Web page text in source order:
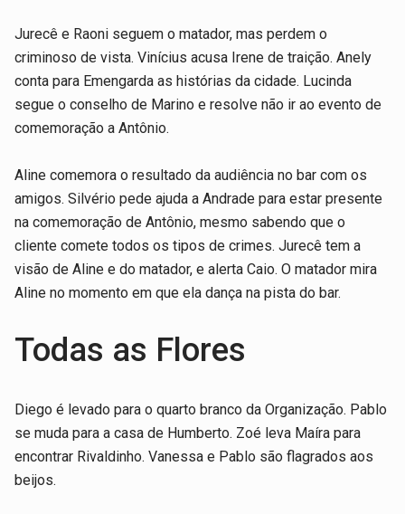
Jurecê e Raoni seguem o matador, mas perdem o
criminoso de vista. Vinícius acusa Irene de traição. Anely
conta para Emengarda as histórias da cidade. Lucinda
segue o conselho de Marino e resolve não ir ao evento de
comemoração a Antônio.
Aline comemora o resultado da audiência no bar com os
amigos. Silvério pede ajuda a Andrade para estar presente
na comemoração de Antônio, mesmo sabendo que o
cliente comete todos os tipos de crimes. Jurecê tem a
visão de Aline e do matador, e alerta Caio. O matador mira
Aline no momento em que ela dança na pista do bar.
Todas as Flores
Diego é levado para o quarto branco da Organização. Pablo
se muda para a casa de Humberto. Zoé leva Maíra para
encontrar Rivaldinho. Vanessa e Pablo são flagrados aos
beijos.